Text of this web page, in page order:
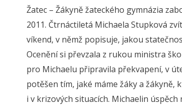
Žatec – Žákyně žateckého gymnázia
2011. Čtrnáctiletá Michaela Stupková
víkend, v němž popisuje, jakou
Ocenění si převzala z rukou ministra
pro Michaelu připravila překvapení, v
potěšen tím, jaké máme žáky a
i v krizových situacích. Michaelin